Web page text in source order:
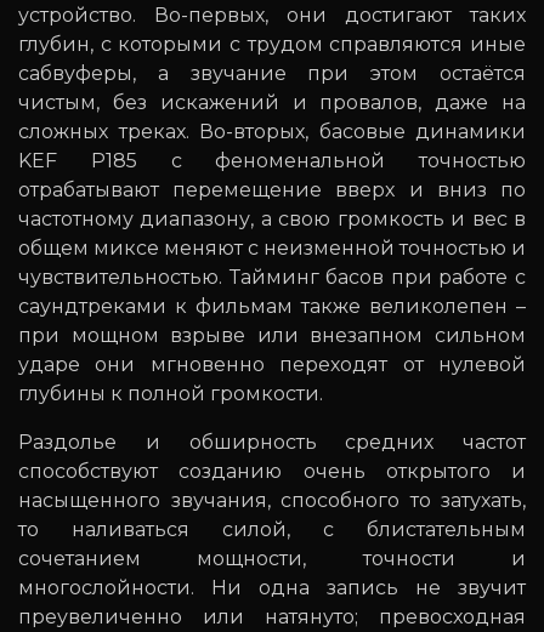
устройство. Во-первых, они достигают таких
глубин, с которыми с трудом справляются иные
сабвуферы, а звучание при этом остаётся
чистым, без искажений и провалов, даже на
сложных треках. Во-вторых, басовые динамики
KEF P185 с феноменальной точностью
отрабатывают перемещение вверх и вниз по
частотному диапазону, а свою громкость и вес в
общем миксе меняют с неизменной точностью и
чувствительностью. Тайминг басов при работе с
саундтреками к фильмам также великолепен –
при мощном взрыве или внезапном сильном
ударе они мгновенно переходят от нулевой
глубины к полной громкости.
Раздолье и обширность средних частот
способствуют созданию очень открытого и
насыщенного звучания, способного то затухать,
то наливаться силой, с блистательным
сочетанием мощности, точности и
многослойности. Ни одна запись не звучит
преувеличенно или натянуто; превосходная